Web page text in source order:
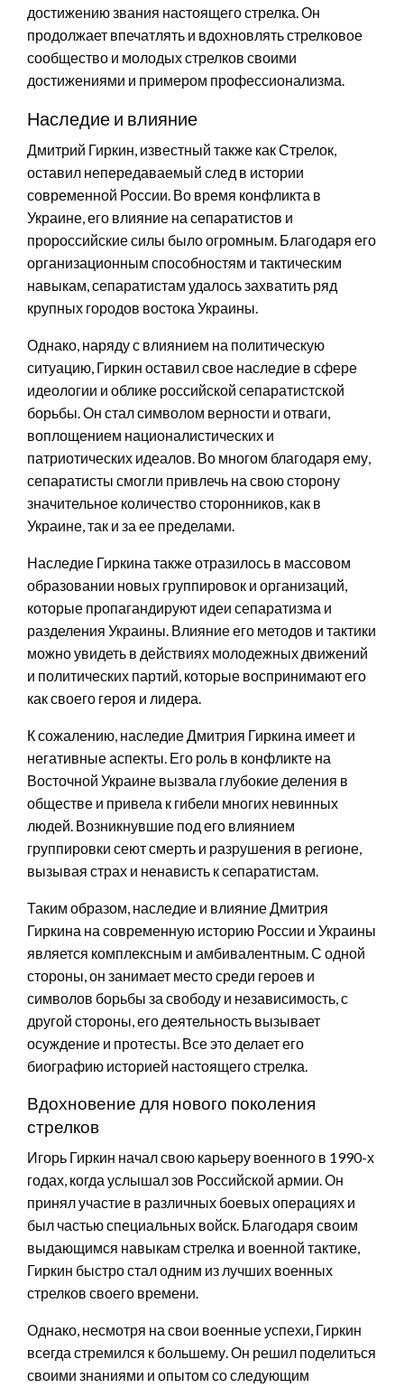
достижению звания настоящего стрелка. Он
продолжает впечатлять и вдохновлять стрелковое
сообщество и молодых стрелков своими
достижениями и примером профессионализма.
Наследие и влияние
Дмитрий Гиркин, известный также как Стрелок,
оставил непередаваемый след в истории
современной России. Во время конфликта в
Украине, его влияние на сепаратистов и
пророссийские силы было огромным. Благодаря его
организационным способностям и тактическим
навыкам, сепаратистам удалось захватить ряд
крупных городов востока Украины.
Однако, наряду с влиянием на политическую
ситуацию, Гиркин оставил свое наследие в сфере
идеологии и облике российской сепаратистской
борьбы. Он стал символом верности и отваги,
воплощением националистических и
патриотических идеалов. Во многом благодаря ему,
сепаратисты смогли привлечь на свою сторону
значительное количество сторонников, как в
Украине, так и за ее пределами.
Наследие Гиркина также отразилось в массовом
образовании новых группировок и организаций,
которые пропагандируют идеи сепаратизма и
разделения Украины. Влияние его методов и тактики
можно увидеть в действиях молодежных движений
и политических партий, которые воспринимают его
как своего героя и лидера.
К сожалению, наследие Дмитрия Гиркина имеет и
негативные аспекты. Его роль в конфликте на
Восточной Украине вызвала глубокие деления в
обществе и привела к гибели многих невинных
людей. Возникнувшие под его влиянием
группировки сеют смерть и разрушения в регионе,
вызывая страх и ненависть к сепаратистам.
Таким образом, наследие и влияние Дмитрия
Гиркина на современную историю России и Украины
является комплексным и амбивалентным. С одной
стороны, он занимает место среди героев и
символов борьбы за свободу и независимость, с
другой стороны, его деятельность вызывает
осуждение и протесты. Все это делает его
биографию историей настоящего стрелка.
Вдохновение для нового поколения
стрелков
Игорь Гиркин начал свою карьеру военного в 1990-х
годах, когда услышал зов Российской армии. Он
принял участие в различных боевых операциях и
был частью специальных войск. Благодаря своим
выдающимся навыкам стрелка и военной тактике,
Гиркин быстро стал одним из лучших военных
стрелков своего времени.
Однако, несмотря на свои военные успехи, Гиркин
всегда стремился к большему. Он решил поделиться
своими знаниями и опытом со следующим